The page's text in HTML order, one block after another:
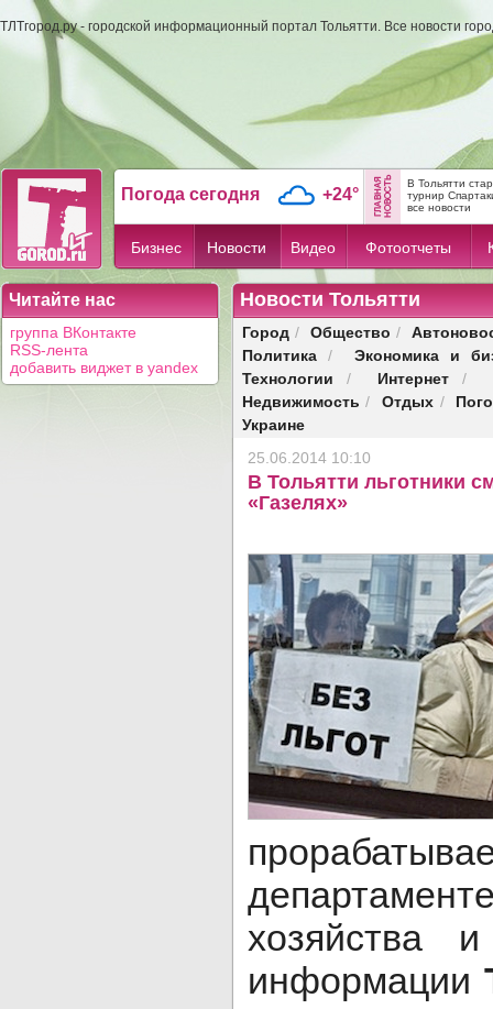
ТЛТгород.ру - городской информационный портал Тольятти. Все новости
Погода сегодня +24°
В Тольятти
турнир
все новости
Бизнес Новости Видео Фотоотчеты
Читайте нас
группа ВКонтакте
RSS-лента
добавить виджет в yandex
Новости Тольятти
Город / Общество /
Политика /
Экономика и
Технологии / Интернет/
Недвижимость / Отдых /
Украине
25.06.2014 10:10
В Тольятти льготники
«Газелях»
хозяйства
информации